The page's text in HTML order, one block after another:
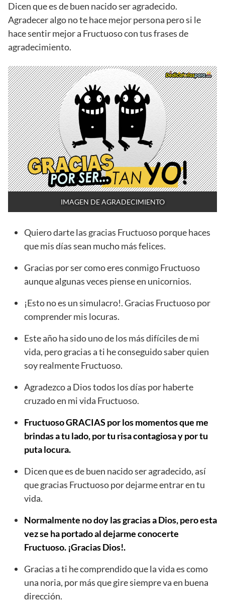
Dicen que es de buen nacido ser agradecido.
Agradecer algo no te hace mejor persona pero si le
hace sentir mejor a Fructuoso con tus frases de
agradecimiento.
IMAGEN DE AGRADECIMIENTO
Quiero darte las gracias Fructuoso porque haces
que mis días sean mucho más felices.
Gracias por ser como eres conmigo Fructuoso
aunque algunas veces piense en unicornios.
¡Esto no es un simulacro!. Gracias Fructuoso por
comprender mis locuras.
Este año ha sido uno de los más difíciles de mi
vida, pero gracias a ti he conseguido saber quien
soy realmente Fructuoso.
Agradezco a Dios todos los días por haberte
cruzado en mi vida Fructuoso.
Fructuoso GRACIAS por los momentos que me
brindas a tu lado, por tu risa contagiosa y por tu
puta locura.
Dicen que es de buen nacido ser agradecido, así
que gracias Fructuoso por dejarme entrar en tu
vida.
Normalmente no doy las gracias a Dios, pero esta
vez se ha portado al dejarme conocerte
Fructuoso. ¡Gracias Dios!.
Gracias a ti he comprendido que la vida es como
una noria, por más que gire siempre va en buena
dirección.